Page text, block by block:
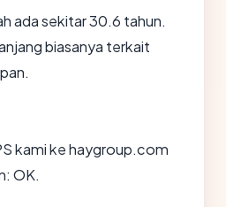
ada sekitar 30.6 tahun.
biasanya terkait
kami ke haygroup.com
OK.